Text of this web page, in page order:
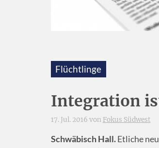
Flüchtlinge
Integration
17. Jul. 2016 von Fokus Südwest
Schwäbisch Hall.Etliche